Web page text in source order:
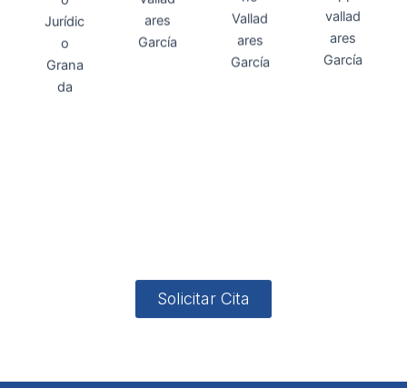
Solicitar Cita